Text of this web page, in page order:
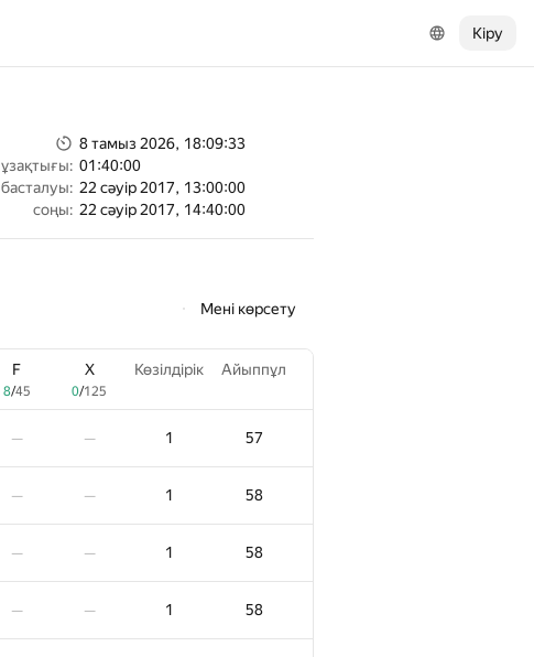
Кіру
8 тамыз 2026, 18:09:33
ұзақтығы: 01:40:00
басталуы: 22 сәуір 2017, 13:00:00
соңы: 22 сәуір 2017, 14:40:00
Мені көрсету
F
8/45
X
0/125
Көзілдірік Айыппұл
— — 1 57
— — 1 58
— — 1 58
— — 1 58